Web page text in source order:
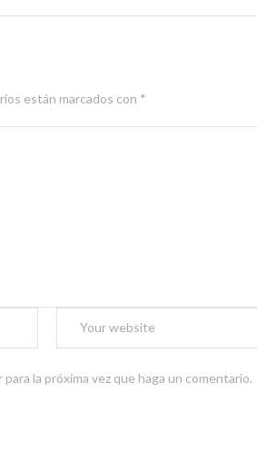
están marcados con *
la próxima vez que haga un comentario.